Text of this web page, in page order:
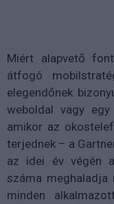
Miért alapvető
átfogó
elegendőnek
weboldal vagy
amikor az
terjednek – a
az idei év végén
száma
minden